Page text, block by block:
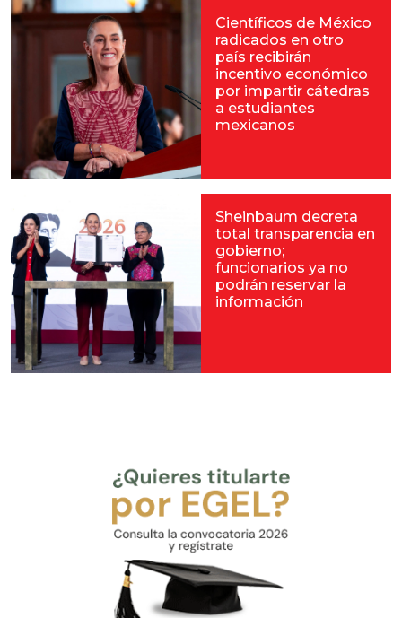
Científicos de México
radicados en otro
país recibirán
incentivo económico
por impartir cátedras
a estudiantes
mexicanos
Sheinbaum decreta
total transparencia en
gobierno;
funcionarios ya no
podrán reservar la
información